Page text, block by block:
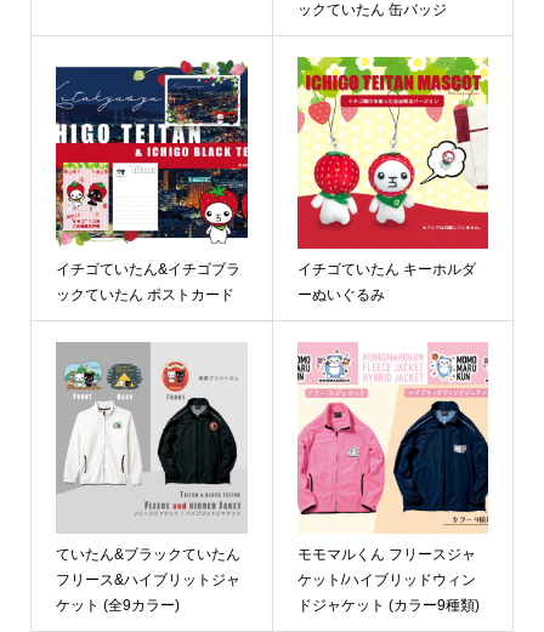
ックていたん 缶バッジ
イチゴていたん&イチゴブラ
ックていたん ポストカード
イチゴていたん キーホルダ
ーぬいぐるみ
ていたん&ブラックていたん
フリース&ハイブリットジャ
ケット (全9カラー)
モモマルくん フリースジャ
ケット/ハイブリッドウィン
ドジャケット (カラー9種類)